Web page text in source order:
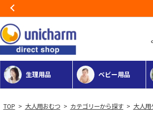
円以上のご購入で送料無料（一部地域除く）
生理用品 ベビー用品
> 大人用おむつ > カテゴリーから探す> 大人用